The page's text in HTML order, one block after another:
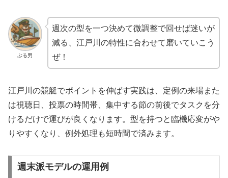
ぶる男
週次の型を一つ決めて微調整で回せば迷いが
減る、江戸川の特性に合わせて磨いていこう
ぜ！
江戸川の競艇でポイントを伸ばす実践は、定例の来場また
は視聴日、投票の時間帯、集中する節の前後でタスクを分
けるだけで運びが良くなります。型を持つと臨機応変がや
りやすくなり、例外処理も短時間で済みます。
週末派モデルの運用例